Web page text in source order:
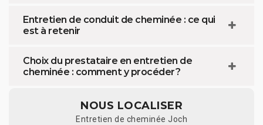
Entretien de conduit de cheminée : ce qui
est à retenir
Choix du prestataire en entretien de
cheminée : comment y procéder ?
NOUS LOCALISER
Entretien de cheminée Joch